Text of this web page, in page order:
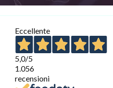
Eccellente
5,0/5
1.056
recensioni